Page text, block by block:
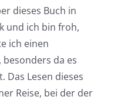
dieses Buch in
und ich bin froh,
ich einen
da es
Das Lesen dieses
Reise, bei der der